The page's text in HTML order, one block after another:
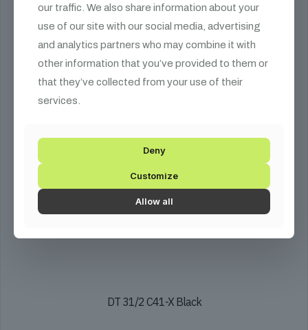
DT 31/2 C41-X Black
our traffic. We also share information about your
use of our site with our social media, advertising
and analytics partners who may combine it with
other information that you’ve provided to them or
that they’ve collected from your use of their
services.
Deny
Customize
Allow all